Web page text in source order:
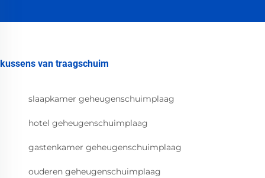
kussens van traagschuim
slaapkamer geheugenschuimplaag
hotel geheugenschuimplaag
gastenkamer geheugenschuimplaag
ouderen geheugenschuimplaag